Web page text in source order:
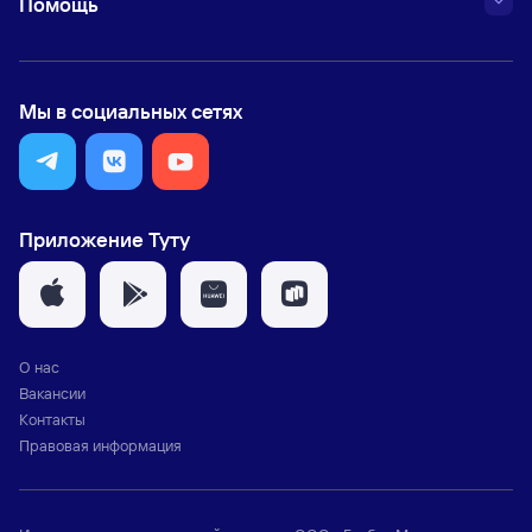
Мы в социальных сетях
Приложение Туту
О нас
Вакансии
Контакты
Правовая информация